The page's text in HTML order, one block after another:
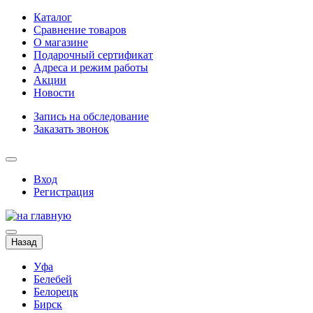
Каталог
Сравнение товаров
О магазине
Подарочный сертификат
Адреса и режим работы
Акции
Новости
Запись на обследование
Заказать звонок
Вход
Регистрация
Назад
Уфа
Белебей
Белорецк
Бирск